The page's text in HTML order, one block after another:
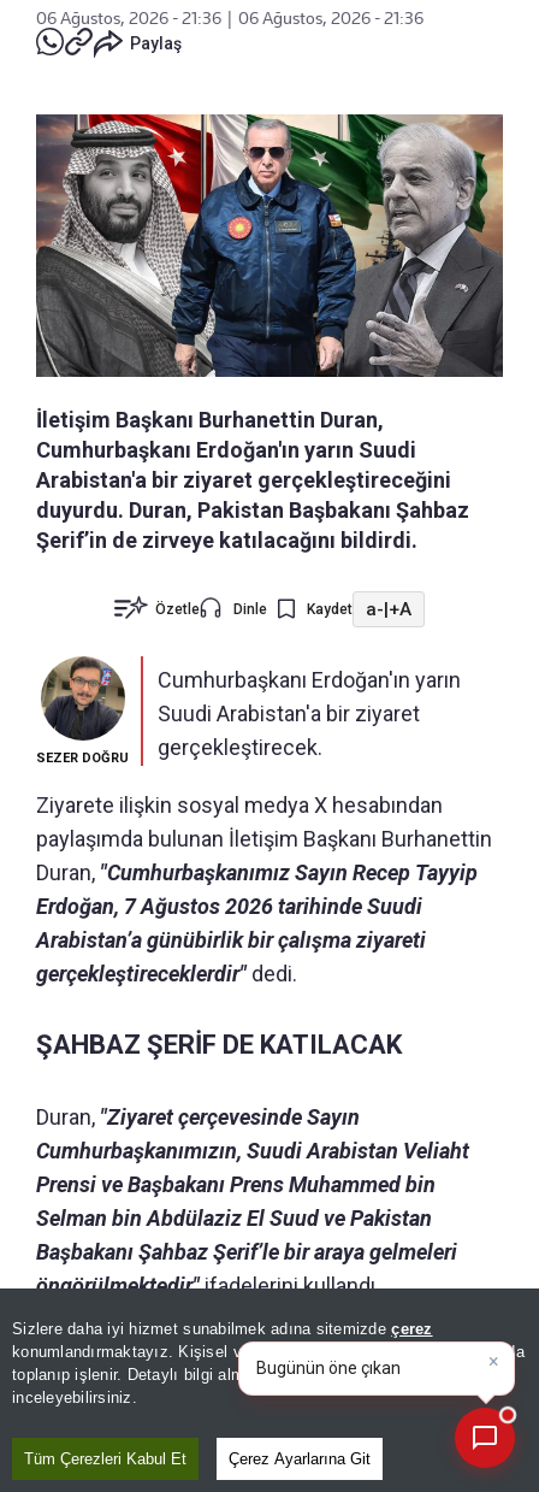
Sizlere daha iyi hizmet sunabilmek adına sitemizdeçerez
konumlandırmaktayız. Kişisel verileriniz, KVKK ve GDPR kapsamında
toplanıp işlenir. Detaylı bilgi almak içinAydınlatma Metnimizi
inceleyebilirsiniz.
Tüm Çerezleri Kabul Et Çerez Ayarlarına Git
06 Ağustos, 2026 - 21:36
06 Ağustos, 2026 - 21:36
Paylaş
İletişim Başkanı Burhanettin Duran,
Cumhurbaşkanı Erdoğan'ın yarın Suudi
Arabistan'a bir ziyaret gerçekleştireceğini
duyurdu. Duran, Pakistan Başbakanı Şahbaz
Şerif’in de zirveye katılacağını bildirdi.
Özetle Dinle Kaydet a-|+A
SEZER DOĞRU
Cumhurbaşkanı Erdoğan'ın yarın
Suudi Arabistan'a bir ziyaret
gerçekleştirecek.
Ziyarete ilişkin sosyal medya X hesabından
paylaşımda bulunan İletişim Başkanı Burhanettin
Duran, "Cumhurbaşkanımız Sayın Recep Tayyip
Erdoğan, 7 Ağustos 2026 tarihinde Suudi
Arabistan’a günübirlik bir çalışma ziyareti
gerçekleştireceklerdir"dedi.
ŞAHBAZ ŞERİF DE KATILACAK
Duran, "Ziyaret çerçevesinde Sayın
Cumhurbaşkanımızın, Suudi Arabistan Veliaht
Prensi ve Başbakanı Prens Muhammed bin
Selman bin Abdülaziz El Suud ve Pakistan
Başbakanı Şahbaz Şerif’le bir araya gelmeleri
öngörülmektedir"ifadelerini kullandı.
Detaylar geliyor... ×
Bugünün öne çıkan manşetleri
ve gelişmeleri neler?